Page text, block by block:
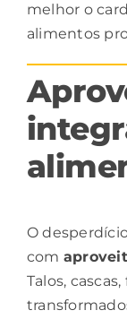
melhor o
alimentos
O
com
Talos,